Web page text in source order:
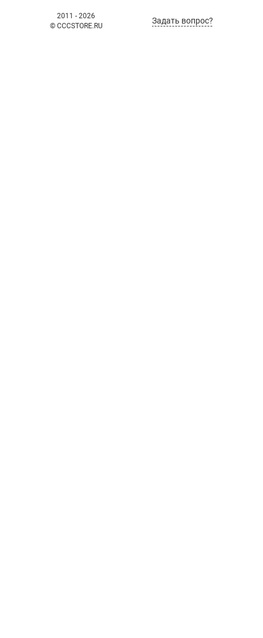
2011 - 2026
© CCCSTORE.RU
Задать вопрос?